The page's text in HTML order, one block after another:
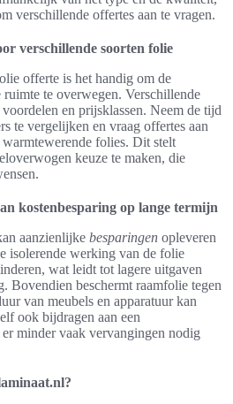
verschillende offertes aan te vragen.
verschillende soorten folie
offerte is het handig om de
te overwegen. Verschillende
en prijsklassen. Neem de tijd
te vergelijken en vraag offertes aan
folies. Dit stelt
keuze te maken, die
kostenbesparing op lange termijn
aanzienlijke besparingen opleveren
isolerende werking van de folie
wat leidt tot lagere uitgaven
Bovendien beschermt raamfolie tegen
van meubels en apparatuur kan
ook bijdragen aan een
minder vaak vervangingen nodig